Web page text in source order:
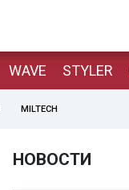
WAVE STYLER
MILTECH
НОВОСТИ